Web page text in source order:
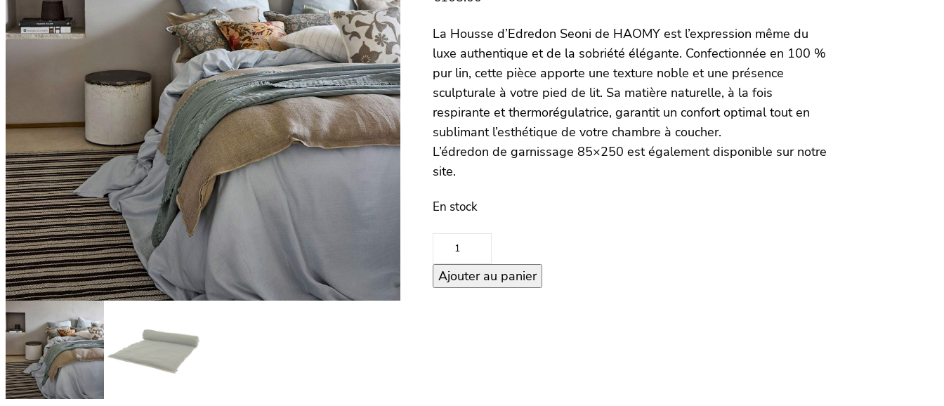
La Housse d’Edredon Seoni de HAOMY est l’expression même du
luxe authentique et de la sobriété élégante. Confectionnée en 100 %
pur lin, cette pièce apporte une texture noble et une présence
sculpturale à votre pied de lit. Sa matière naturelle, à la fois
respirante et thermorégulatrice, garantit un confort optimal tout en
sublimant l’esthétique de votre chambre à coucher.
L’édredon de garnissage 85×250 est également disponible sur notre
site.
En stock
quantité
Housse
Ajouter au panier